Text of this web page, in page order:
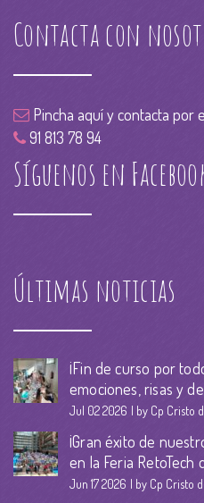
Contacta con
Pincha aquí y contacta por
91 813 78 94
Síguenos en
Últimas noticias
¡Fin de curso por
emociones, risas y
Jul 02 2026 by Cp Cristo
¡Gran éxito de
en la Feria RetoTech
Jun 17 2026 by Cp Cristo